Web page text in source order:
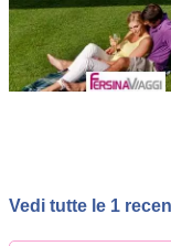
Vedi tutte le 1